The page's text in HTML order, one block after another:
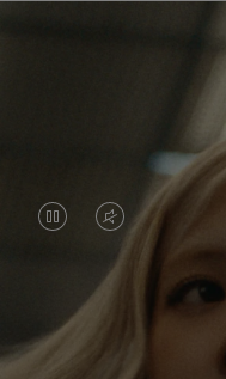
DAS
VIDEO
IST
VIDEO
IST
BITTE
Rosé erkundet die